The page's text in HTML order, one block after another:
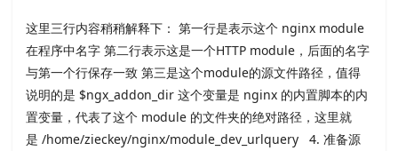
这里三行内容稍稍解释下： 第一行是表示这个 nginx module
在程序中名字 第二行表示这是一个HTTP module，后面的名字
与第一个行保存一致 第三是这个module的源文件路径，值得
说明的是 $ngx_addon_dir 这个变量是 nginx 的内置脚本的内
置变量，代表了这个 module 的文件夹的绝对路径，这里就
是 /home/zieckey/nginx/module_dev_urlquery 4. 准备源